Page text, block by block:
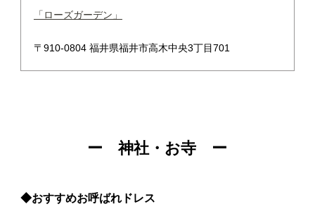
「ローズガーデン」
〒910-0804 福井県福井市高木中央3丁目701
ー 神社・お寺 ー
◆おすすめお呼ばれドレス